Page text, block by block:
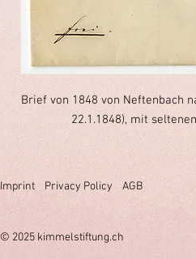
Brief von 1848 von Neftenbach
22.1.1848), mit
Imprint Privacy Policy AGB
© 2025